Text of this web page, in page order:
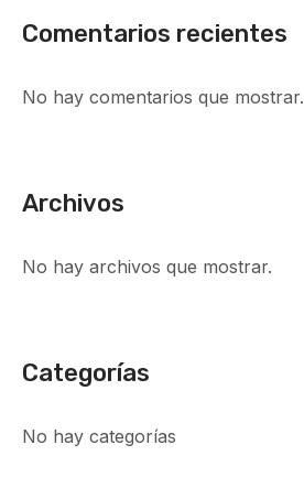
Comentarios recientes
No hay comentarios que mostrar.
Archivos
No hay archivos que mostrar.
Categorías
No hay categorías